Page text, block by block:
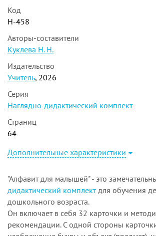
Код
Н-458
Авторы-составители
Куклева Н. Н.
Издательство
Учитель, 2026
Серия
Наглядно-дидактический комплект
Страниц
64
Дополнительные характеристики
"Алфавит для малышей" - это
дидактический комплектдля обучения
дошкольного возраста.
Он включает в себя 32 карточки и
рекомендации. С одной стороны